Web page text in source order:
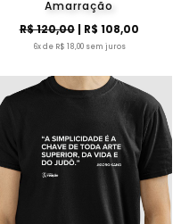
Amarração
R$ 120,00| R$ 108,00
6x de R$ 18,00 sem juros